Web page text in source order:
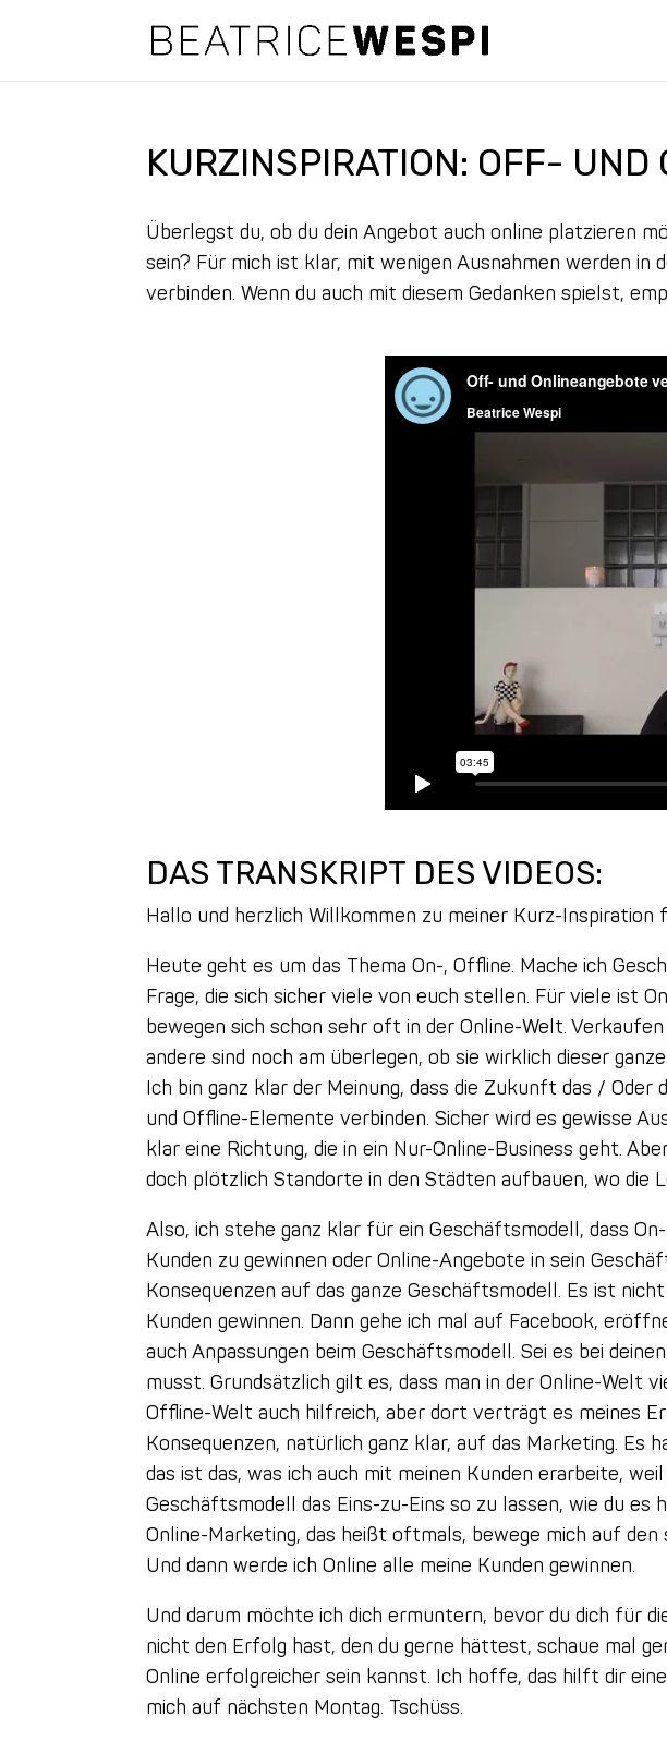
KURZINSPIRATION: OFF-
Überlegst du, ob du dein Angebot auch online platzieren
sein? Für mich ist klar, mit wenigen Ausnahmen werden
verbinden. Wenn du auch mit diesem Gedanken spielst,
DAS TRANSKRIPT DES VIDEOS:
Hallo und herzlich Willkommen zu meiner Kurz-
Heute geht es um das Thema On-, Offline. Mache ich
Frage, die sich sicher viele von euch stellen. Für viele ist
bewegen sich schon sehr oft in der Online-Welt.
andere sind noch am überlegen, ob sie wirklich dieser
Ich bin ganz klar der Meinung, dass die Zukunft das /
und Offline-Elemente verbinden. Sicher wird es gewisse
klar eine Richtung, die in ein Nur-Online-Business geht.
doch plötzlich Standorte in den Städten aufbauen, wo die
Also, ich stehe ganz klar für ein Geschäftsmodell, dass
Kunden zu gewinnen oder Online-Angebote in sein
Konsequenzen auf das ganze Geschäftsmodell. Es ist
Kunden gewinnen. Dann gehe ich mal auf Facebook,
auch Anpassungen beim Geschäftsmodell. Sei es bei
musst. Grundsätzlich gilt es, dass man in der Online-Welt
Offline-Welt auch hilfreich, aber dort verträgt es meines
Konsequenzen, natürlich ganz klar, auf das Marketing. Es
das ist das, was ich auch mit meinen Kunden erarbeite,
Geschäftsmodell das Eins-zu-Eins so zu lassen, wie du
Online-Marketing, das heißt oftmals, bewege mich auf
Und dann werde ich Online alle meine Kunden gewinnen.
Und darum möchte ich dich ermuntern, bevor du dich für
nicht den Erfolg hast, den du gerne hättest, schaue mal
Online erfolgreicher sein kannst. Ich hoffe, das hilft dir
mich auf nächsten Montag. Tschüss.